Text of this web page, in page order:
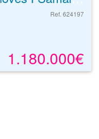
Ref. 624197
1.180.000€